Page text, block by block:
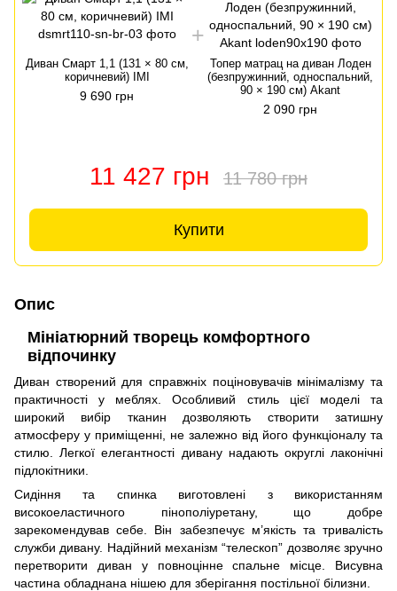
Диван Смарт 1,1 (131 × 80 см,
коричневий) IMI
9 690 грн
Топер матрац на диван Лоден
(безпружинний, односпальний,
90 × 190 см) Akant
2 090 грн
11 427 грн 11 780 грн
Купити
Опис
Мініатюрний творець комфортного
відпочинку
Диван створений для справжніх поціновувачів мінімалізму та
практичності у меблях. Особливий стиль цієї моделі та
широкий вибір тканин дозволяють створити затишну
атмосферу у приміщенні, не залежно від його функціоналу та
стилю. Легкої елегантності дивану надають округлі лаконічні
підлокітники.
Сидіння та спинка виготовлені з використанням
високоеластичного пінополіуретану, що добре
зарекомендував себе. Він забезпечує м’якість та тривалість
служби дивану. Надійний механізм “телескоп” дозволяє зручно
перетворити диван у повноцінне спальне місце. Висувна
частина обладнана нішею для зберігання постільної білизни.